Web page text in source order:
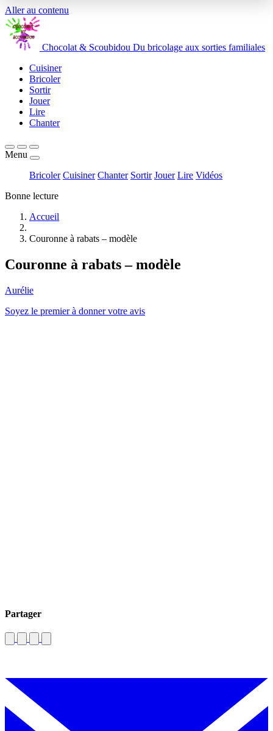
Aller au contenu
Chocolat & Scoubidou Du bricolage aux sorties familiales
Cuisiner
Bricoler
Sortir
Jouer
Lire
Chanter
Menu
Bricoler Cuisiner Chanter Sortir Jouer Lire Vidéos
Bonne lecture
Accueil
Couronne à rabats – modèle
Couronne à rabats – modèle
Aurélie
Soyez le premier à donner votre avis
Partager